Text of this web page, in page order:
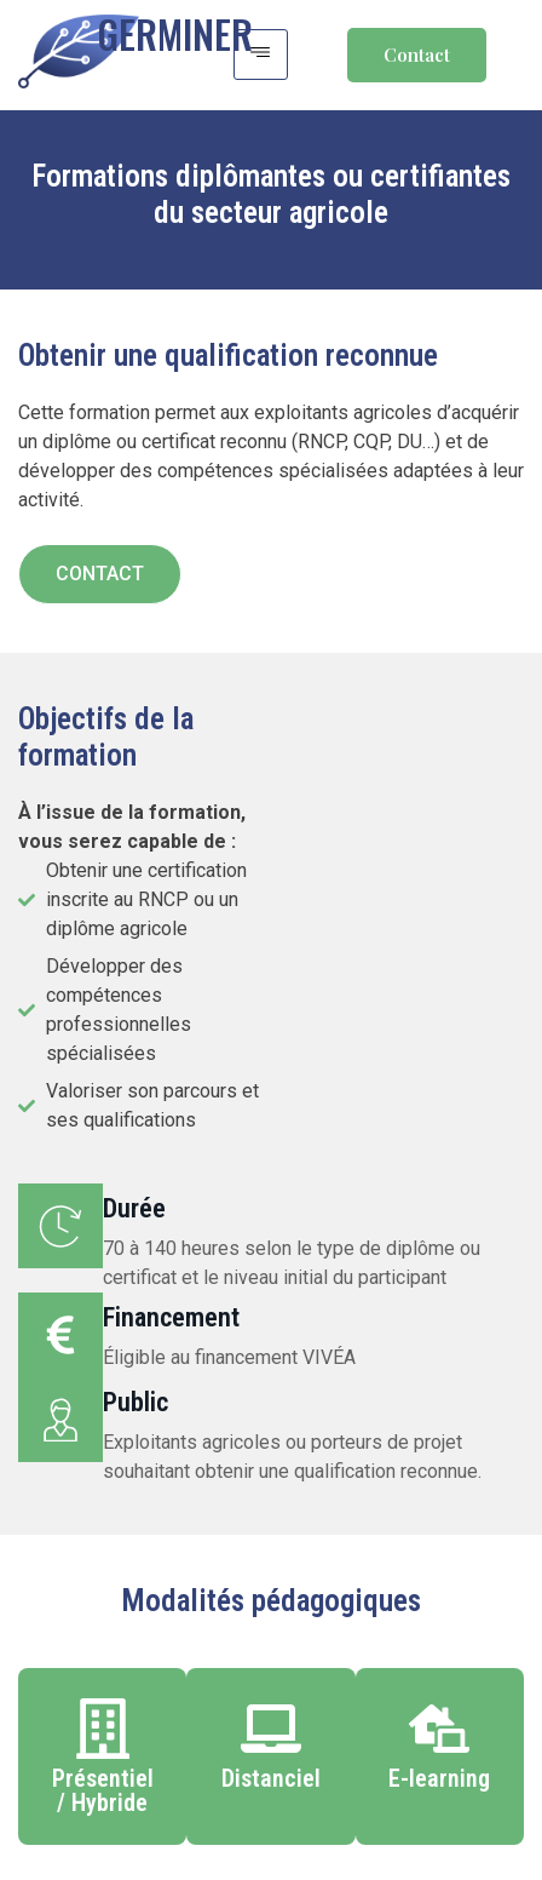
GERMINER Contact
Formations diplômantes ou certifiantes
du secteur agricole
Obtenir une qualification reconnue
Cette formation permet aux exploitants agricoles d’acquérir
un diplôme ou certificat reconnu (RNCP, CQP, DU…) et de
développer des compétences spécialisées adaptées à leur
activité.
CONTACT
Objectifs de la
formation
À l’issue de la formation,
vous serez capable de :
Obtenir une certification
inscrite au RNCP ou un
diplôme agricole
Développer des
compétences
professionnelles
spécialisées
Valoriser son parcours et
ses qualifications
Durée
70 à 140 heures selon le type de diplôme ou
certificat et le niveau initial du participant
Financement
Éligible au financement VIVÉA
Public
Exploitants agricoles ou porteurs de projet
souhaitant obtenir une qualification reconnue.
Modalités pédagogiques
Présentiel
/ Hybride
Distanciel E-learning